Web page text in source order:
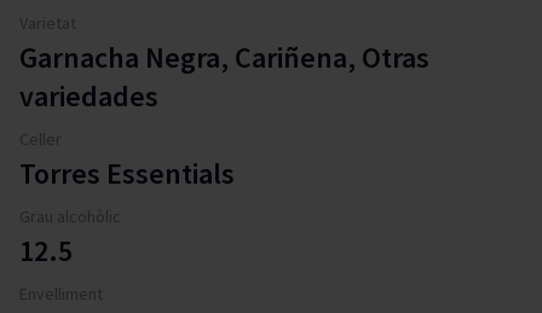
Varietat
Garnacha Negra, Cariñena, Otras
variedades
Celler
Torres Essentials
Grau alcohòlic
12.5
Envelliment